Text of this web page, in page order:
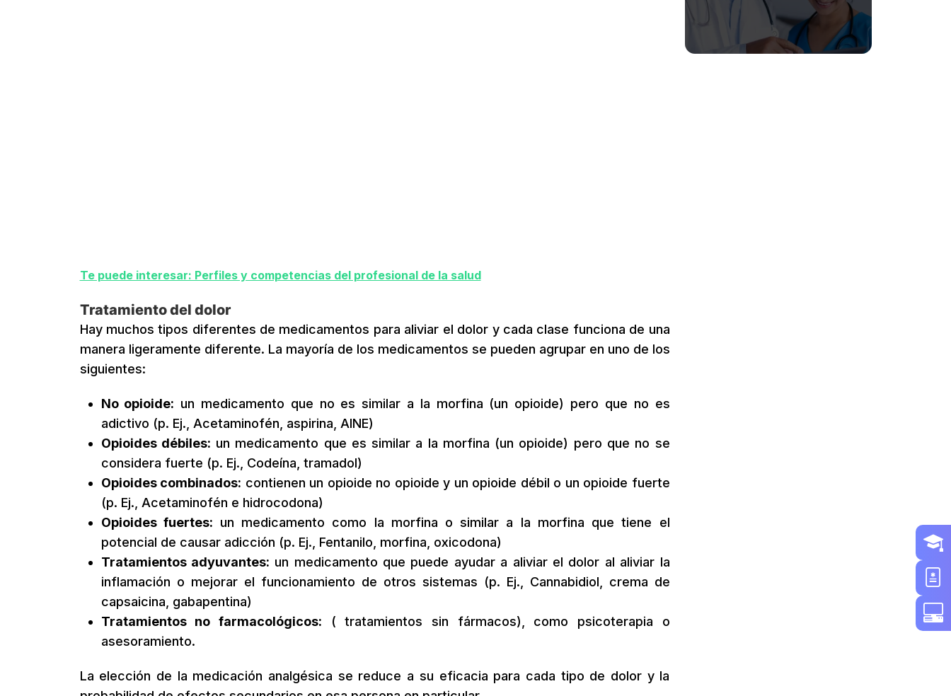
Te puede interesar: Perfiles y competencias del profesional de la salud
Tratamiento del dolor
Hay muchos tipos diferentes de medicamentos para aliviar el dolor y cada clase funciona de una
manera ligeramente diferente. La mayoría de los medicamentos se pueden agrupar en uno de los
siguientes:
No opioide: un medicamento que no es similar a la morfina (un opioide) pero que no es
adictivo (p. Ej., Acetaminofén, aspirina, AINE)
Opioides débiles: un medicamento que es similar a la morfina (un opioide) pero que no se
considera fuerte (p. Ej., Codeína, tramadol)
Opioides combinados: contienen un opioide no opioide y un opioide débil o un opioide fuerte
(p. Ej., Acetaminofén e hidrocodona)
Opioides fuertes: un medicamento como la morfina o similar a la morfina que tiene el
potencial de causar adicción (p. Ej., Fentanilo, morfina, oxicodona)
Tratamientos adyuvantes: un medicamento que puede ayudar a aliviar el dolor al aliviar la
inflamación o mejorar el funcionamiento de otros sistemas (p. Ej., Cannabidiol, crema de
capsaicina, gabapentina)
Tratamientos no farmacológicos: ( tratamientos sin fármacos), como psicoterapia o
asesoramiento.
La elección de la medicación analgésica se reduce a su eficacia para cada tipo de dolor y la